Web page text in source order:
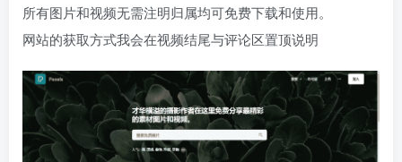
所有图片和视频无需注明归属均可免费下载和使用。
网站的获取方式我会在视频结尾与评论区置顶说明